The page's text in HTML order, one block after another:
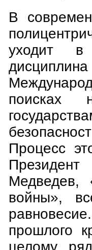
В
уходит в
поисках
Процесс
Медведев,
войны»,
прошлого
целому